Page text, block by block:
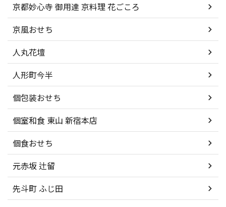
京都妙心寺 御用達 京料理 花ごころ
京風おせち
人丸花壇
人形町今半
個包装おせち
個室和食 東山 新宿本店
個食おせち
元赤坂 辻留
先斗町 ふじ田